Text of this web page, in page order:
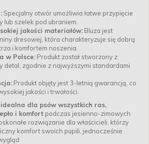
Specjalny otwór umożliwia łatwe przypięcie
lub szelek pod ubraniem.
jakości materiałów: Bluza jest
dresowej, która charakteryzuje się dobrą
i komfortem noszenia.
w Polsce: Produkt został stworzony z
detal, zgodnie z najwyższymi standardami
Produkt objęty jest 3-letnią gwarancją, co
jakości i trwałości.
dla psów wszystkich ras,
i komfort podczas jesienno-zimowych
rozwiązanie dla właścicieli, którzy
komfort swoich pupili, jednocześnie